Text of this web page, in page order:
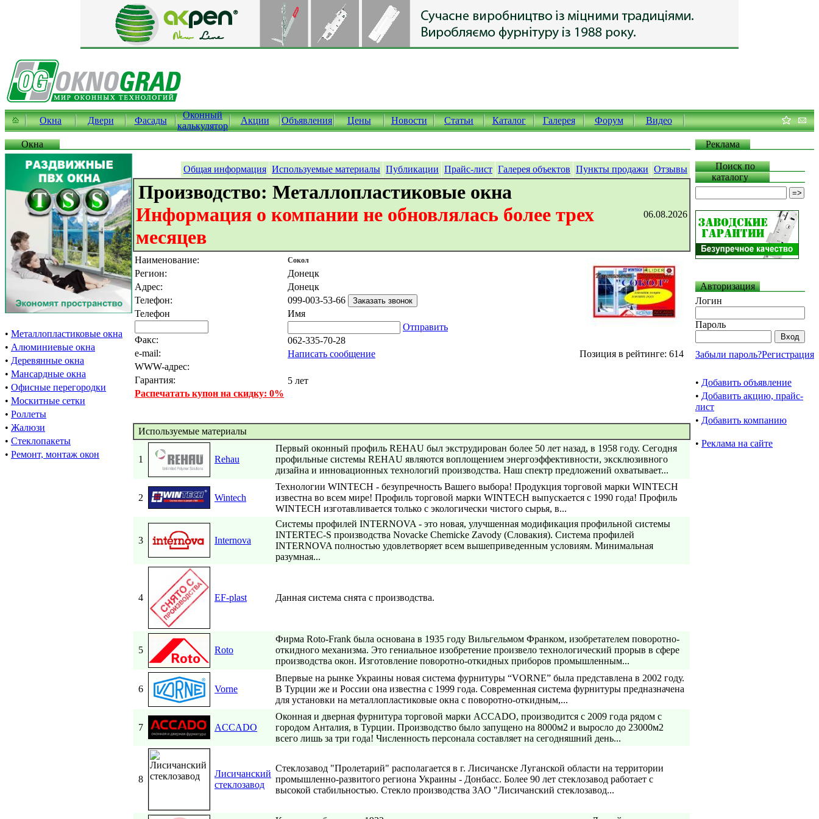
Окна Двери Фасады
Оконный
калькулятор
Акции Объявления Цены Новости Статьи Каталог Галерея Форум Видео
Окна Реклама
• Металлопластиковые окна
• Алюминиевые окна
• Деревянные окна
• Мансардные окна
• Офисные перегородки
• Москитные сетки
• Роллеты
• Жалюзи
• Стеклопакеты
• Ремонт, монтаж окон
Общая информация Используемые материалы Публикации Прайс-лист Галерея объектов Пункты продажи Отзывы
Производство: Металлопластиковые окна
Информация о компании не обновлялась более трех
месяцев
06.08.2026
Наименование:
Регион:
Адрес:
Телефон:
Телефон
Факс:
e-mail:
WWW-адрес:
Гарантия:
Распечатать купон на скидку: 0%
Сокол
Донецк
Донецк
099-003-53-66
Имя
Отправить
062-335-70-28
Написать сообщение
5 лет
Позиция в рейтинге: 614
Используемые материалы
1 Rehau
Первый оконный профиль REHAU был экструдирован более 50 лет назад, в 1958 году. Сегодня
профильные системы REHAU являются воплощением энергоэффективности, эксклюзивного
дизайна и инновационных технологий производства. Наш спектр предложений охватывает...
2 Wintech
Технологии WINTECH - безупречность Вашего выбора! Продукция торговой марки WINTECH
известна во всем мире! Профиль торговой марки WINTECH выпускается с 1990 года! Профиль
WINTECH изготавливается только с экологически чистого сырья, в...
3 Internova
Системы профилей INTERNOVA - это новая, улучшенная модификация профильной системы
INTERTEC-S производства Novacke Chemicke Zavody (Словакия). Система профилей
INTERNOVA полностью удовлетворяет всем вышеприведенным условиям. Минимальная
разумная...
4 EF-plast Данная система снята с производства.
5 Roto
Фирма Roto-Frank была основана в 1935 году Вильгельмом Франком, изобретателем поворотно-
откидного механизма. Это гениальное изобретение произвело технологический прорыв в сфере
производства окон. Изготовление поворотно-откидных приборов промышленным...
6 Vorne
Впервые на рынке Украины новая система фурнитуры “VORNE” была представлена в 2002 году.
В Турции же и России она известна с 1999 года. Современная система фурнитуры предназначена
для установки на металлопластиковые окна с поворотно-откидным,...
7 ACCADO
Оконная и дверная фурнитура торговой марки ACCADO, производится с 2009 года рядом с
городом Анталия, в Турции. Производство было запущено на 8000м2 и выросло до 23000м2
всего лишь за три года! Численность персонала составляет на сегодняшний день...
8
Лисичанский
стеклозавод
Стеклозавод "Пролетарий" располагается в г. Лисичанске Луганской области на территории
промышленно-развитого региона Украины - Донбасс. Более 90 лет стеклозавод работает с
высокой стабильностью. Стекло производства ЗАО "Лисичанский стеклозавод...
Поиск по
каталогу
Авторизация
Логин
Пароль
Забыли пароль?Регистрация
• Добавить объявление
• Добавить акцию, прайс-
лист
• Добавить компанию
• Реклама на сайте